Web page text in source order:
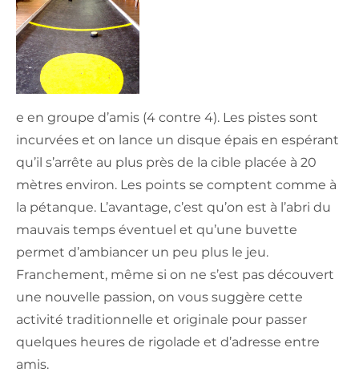
e en groupe d’amis (4 contre 4). Les pistes sont
incurvées et on lance un disque épais en espérant
qu’il s’arrête au plus près de la cible placée à 20
mètres environ. Les points se comptent comme à
la pétanque. L’avantage, c’est qu’on est à l’abri du
mauvais temps éventuel et qu’une buvette
permet d’ambiancer un peu plus le jeu.
Franchement, même si on ne s’est pas découvert
une nouvelle passion, on vous suggère cette
activité traditionnelle et originale pour passer
quelques heures de rigolade et d’adresse entre
amis.